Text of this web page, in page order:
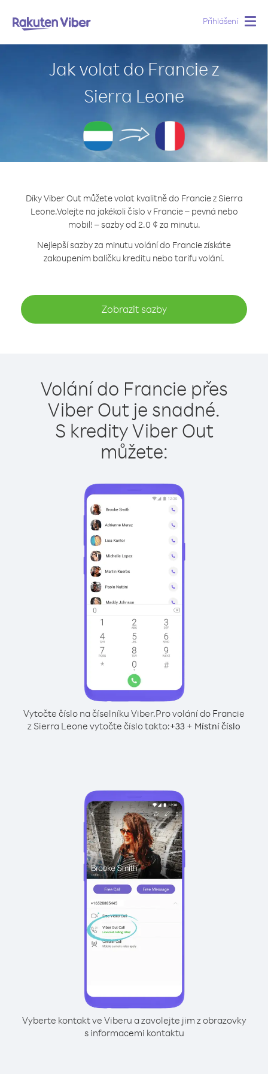
Přihlášení
Jak volat do Francie z
Sierra Leone
Díky Viber Out můžete volat kvalitně do Francie z Sierra
Leone.Volejte na jakékoli číslo v Francie – pevná nebo
mobil! – sazby od 2.0 ¢ za minutu.
Nejlepší sazby za minutu volání do Francie získáte
zakoupením balíčku kreditu nebo tarifu volání.
Zobrazit sazby
Volání do Francie přes
Viber Out je snadné.
S kredity Viber Out
můžete:
Vytočte číslo na číselníku Viber.Pro volání do Francie
z Sierra Leone vytočte číslo takto:+33 + Místní číslo
Vyberte kontakt ve Viberu a zavolejte jim z obrazovky
s informacemi kontaktu